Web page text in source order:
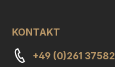
KONTAKT
+49 (0)261 37582